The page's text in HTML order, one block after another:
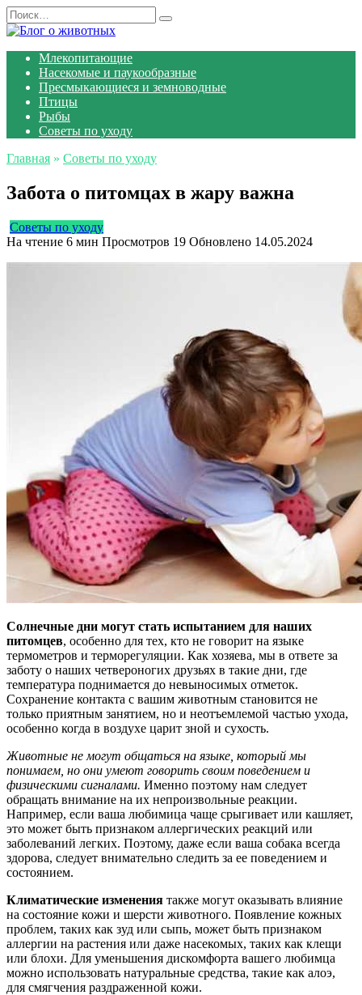
Перейти
к
Search
for:
Млекопитающие
Насекомые и паукообразные
Пресмыкающиеся и земноводные
Птицы
Рыбы
Советы по уходу
Главная » Советы по уходу
Забота о питомцах в жару важна
Советы по уходу
На чтение 6 мин Просмотров 19 Обновлено 14.05.2024
Солнечные дни могут стать испытанием для наших
питомцев, особенно для тех, кто не говорит на языке
термометров и терморегуляции. Как хозяева, мы в ответе за
заботу о наших четвероногих друзьях в такие дни, где
температура поднимается до невыносимых отметок.
Сохранение контакта с вашим животным становится не
только приятным занятием, но и неотъемлемой частью ухода,
особенно когда в воздухе царит зной и сухость.
Животные не могут общаться на языке, который мы
понимаем, но они умеют говорить своим поведением и
физическими сигналами. Именно поэтому нам следует
обращать внимание на их непроизвольные реакции.
Например, если ваша любимица чаще срыгивает или кашляет,
это может быть признаком аллергических реакций или
заболеваний легких. Поэтому, даже если ваша собака всегда
здорова, следует внимательно следить за ее поведением и
состоянием.
Климатические изменения также могут оказывать влияние
на состояние кожи и шерсти животного. Появление кожных
проблем, таких как зуд или сыпь, может быть признаком
аллергии на растения или даже насекомых, таких как клещи
или блохи. Для уменьшения дискомфорта вашего любимца
можно использовать натуральные средства, такие как алоэ,
для смягчения раздраженной кожи.